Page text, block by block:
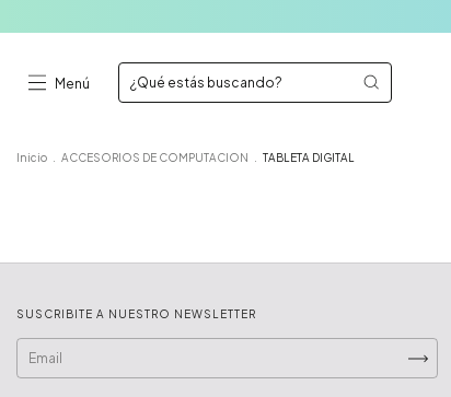
Menú
Inicio ACCESORIOS DE COMPUTACION TABLETA DIGITAL
SUSCRIBITE A NUESTRO NEWSLETTER